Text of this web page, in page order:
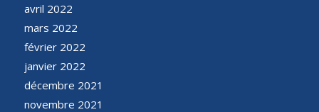
avril 2022
mars 2022
février 2022
janvier 2022
décembre 2021
novembre 2021